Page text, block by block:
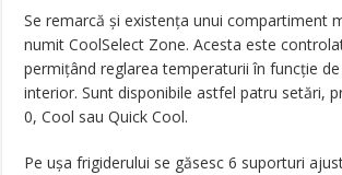
Se remarcă și existența unui compartiment
numit CoolSelect Zone. Acesta este
permițând reglarea temperaturii în funcție
interior. Sunt disponibile astfel patru setări,
0, Cool sau Quick Cool.
Pe ușa frigiderului se găsesc 6 suporturi